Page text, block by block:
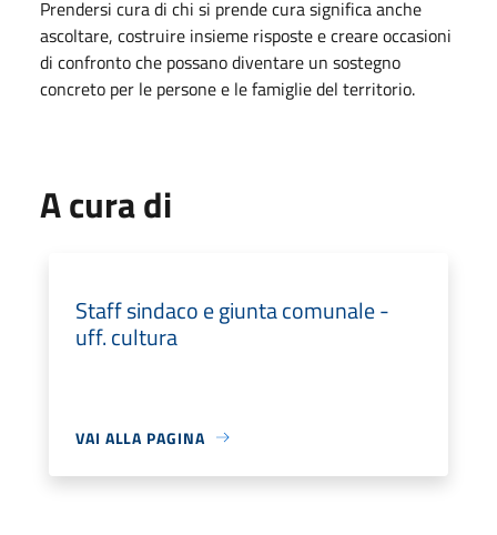
Prendersi cura di chi si prende cura significa anche
ascoltare, costruire insieme risposte e creare occasioni
di confronto che possano diventare un sostegno
concreto per le persone e le famiglie del territorio.
A cura di
Staff sindaco e giunta comunale -
uff. cultura
VAI ALLA PAGINA